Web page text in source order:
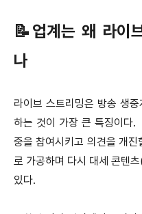
📝업계는 왜 라이
나
라이브 스트리밍은 방송 생
하는 것이 가장 큰 특징이다.
중을 참여시키고 의견을 개
로 가공하며 다시 대세 콘텐
있다.